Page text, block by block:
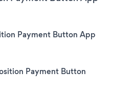
Payment Button App
Payment Button